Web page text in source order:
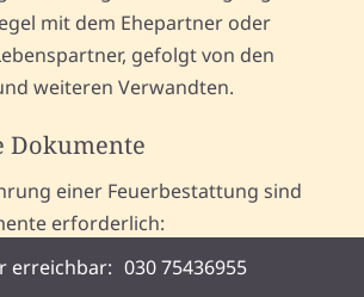
mit dem Ehepartner oder
gefolgt von den
weiteren Verwandten.
Dokumente
einer Feuerbestattung sind
erforderlich:
erreichbar: 030 75436955